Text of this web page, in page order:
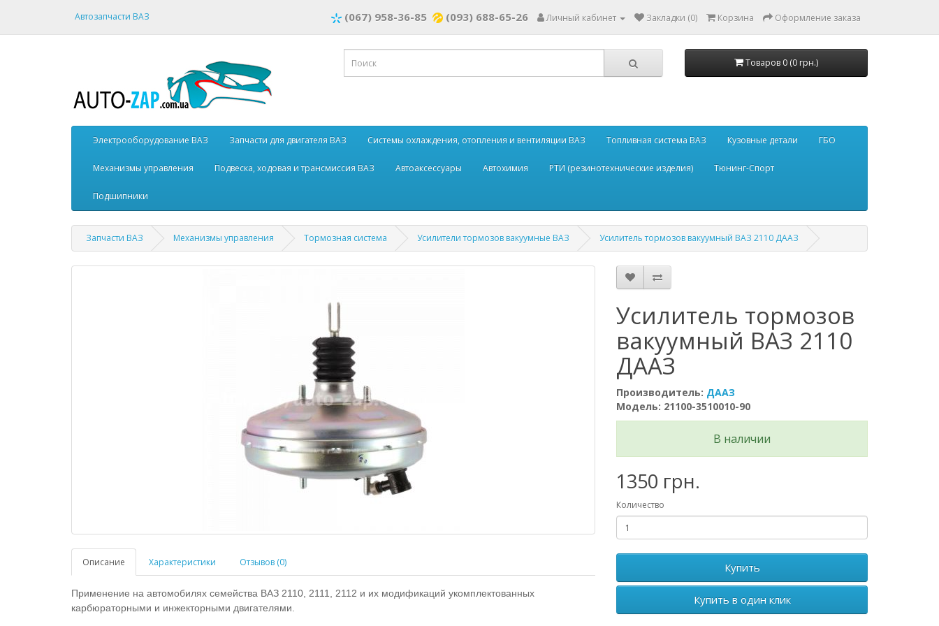
Автозапчасти ВАЗ (067) 958-36-85 (093) 688-65-26 Личный кабинет Закладки (0) Корзина Оформление заказа
Товаров 0 (0 грн.)
Электрооборудование ВАЗ Запчасти для двигателя ВАЗ Системы охлаждения, отопления и вентиляции ВАЗ Топливная система ВАЗ Кузовные детали ГБО
Механизмы управления Подвеска, ходовая и трансмиссия ВАЗ Автоаксессуары Автохимия РТИ (резинотехнические изделия) Тюнинг-Спорт
Подшипники
Запчасти ВАЗ Механизмы управления Тормозная система Усилители тормозов вакуумные ВАЗ Усилитель тормозов вакуумный ВАЗ 2110 ДААЗ
Описание Характеристики Отзывов (0)
Применение на автомобилях семейства ВАЗ 2110, 2111, 2112 и их модификаций укомплектованных
карбюраторными и инжекторными двигателями.
Усилитель тормозов
вакуумный ВАЗ 2110
ДААЗ
Производитель: ДААЗ
Модель: 21100-3510010-90
В наличии
1350 грн.
Количество
Купить
Купить в один клик